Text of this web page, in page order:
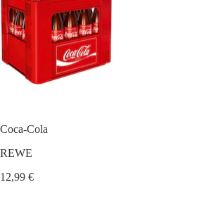
Coca-Cola
REWE
12,99 €